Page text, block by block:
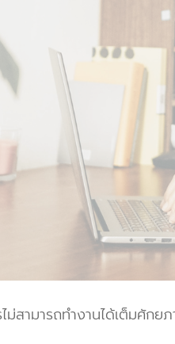
ไม่สามารถทำงานได้เต็มศัก